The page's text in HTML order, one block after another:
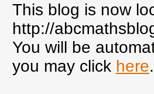
This blog is now
http://
You will be
you may click here.